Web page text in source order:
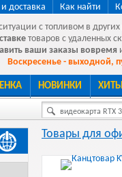
доставка Как найти
с топливом в других
товаров с удаленных
ваши заказы вовремя
Воскресенье - выходной,
НОВИНКИ ХИТЫ
видеокарта RTX
Товары для